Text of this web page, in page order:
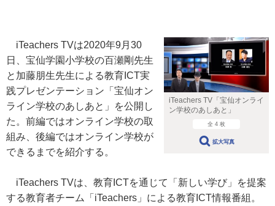
iTeachers TV「宝仙オンライ
ン学校のあしあと」
全 4 枚
拡大写真
iTeachers TVは2020年9月30
日、宝仙学園小学校の百瀬剛先生
と加藤朋生先生による教育ICT実
践プレゼンテーション「宝仙オン
ライン学校のあしあと」を公開し
た。前編ではオンライン学校の取
組み、後編ではオンライン学校が
できるまでを紹介する。
iTeachers TVは、教育ICTを通じて「新しい学び」を提案
する教育者チーム「iTeachers」による教育ICT情報番組。